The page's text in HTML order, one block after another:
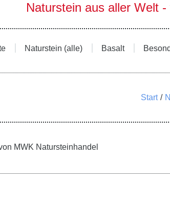
Naturstein aus aller Welt
Naturstein (alle) Basalt
Start
MWK Natursteinhandel